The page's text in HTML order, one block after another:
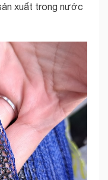
xuất trong nước